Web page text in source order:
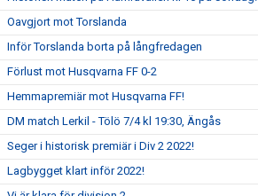
Oavgjort mot Torslanda
Inför Torslanda borta på långfredagen
Förlust mot Husqvarna FF 0-2
Hemmapremiär mot Husqvarna FF!
DM match Lerkil - Tölö 7/4 kl 19:30, Ängås
Seger i historisk premiär i Div 2 2022!
Lagbygget klart inför 2022!